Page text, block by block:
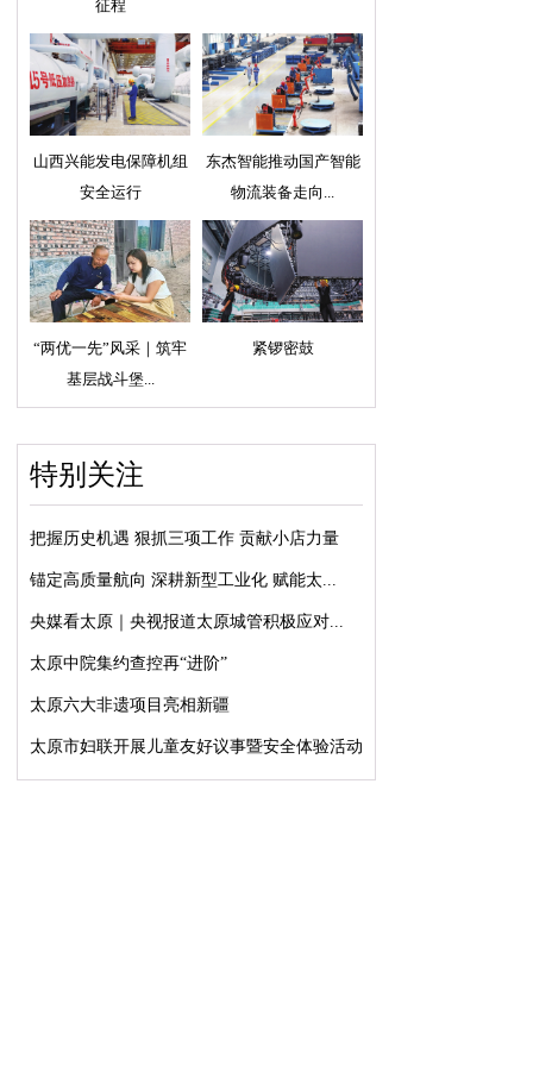
征程
山西兴能发电保障机组
安全运行
东杰智能推动国产智能
物流装备走向...
“两优一先”风采｜筑牢
基层战斗堡...
紧锣密鼓
特别关注
把握历史机遇 狠抓三项工作 贡献小店力量
锚定高质量航向 深耕新型工业化 赋能太...
央媒看太原｜央视报道太原城管积极应对...
太原中院集约查控再“进阶”
太原六大非遗项目亮相新疆
太原市妇联开展儿童友好议事暨安全体验活动